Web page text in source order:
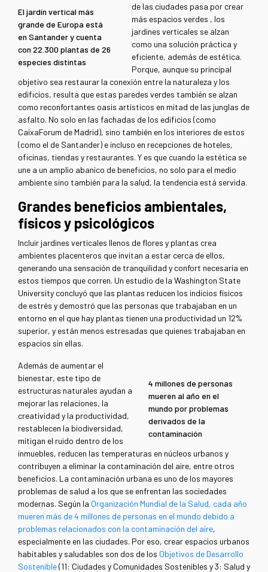
El jardín vertical más
grande de Europa está
en Santander y cuenta
con 22.300 plantas de 26
especies distintas
de las ciudades pasa por crear
más espacios verdes , los
jardines verticales se alzan
como una solución práctica y
eficiente, además de estética.
Porque, aunque su principal
objetivo sea restaurar la conexión entre la naturaleza y los
edificios, resulta que estas paredes verdes también se alzan
como reconfortantes oasis artísticos en mitad de las junglas de
asfalto. No solo en las fachadas de los edificios (como
CaixaForum de Madrid), sino también en los interiores de estos
(como el de Santander) e incluso en recepciones de hoteles,
oficinas, tiendas y restaurantes. Y es que cuando la estética se
une a un amplio abanico de beneficios, no solo para el medio
ambiente sino también para la salud, la tendencia está servida.
Grandes beneficios ambientales,
físicos y psicológicos
Incluir jardines verticales llenos de flores y plantas crea
ambientes placenteros que invitan a estar cerca de ellos,
generando una sensación de tranquilidad y confort necesaria en
estos tiempos que corren. Un estudio de la Washington State
University concluyó que las plantas reducen los indicios físicos
de estrés y demostró que las personas que trabajaban en un
entorno en el que hay plantas tienen una productividad un 12%
superior, y están menos estresadas que quienes trabajaban en
espacios sin ellas.
4 millones de personas
mueren al año en el
mundo por problemas
derivados de la
contaminación
Además de aumentar el
bienestar, este tipo de
estructuras naturales ayudan a
mejorar las relaciones, la
creatividad y la productividad,
restablecen la biodiversidad,
mitigan el ruido dentro de los
inmuebles, reducen las temperaturas en núcleos urbanos y
contribuyen a eliminar la contaminación del aire, entre otros
beneficios. La contaminación urbana es uno de los mayores
problemas de salud a los que se enfrentan las sociedades
modernas. Según la Organización Mundial de la Salud, cada año
mueren más de 4 millones de personas en el mundo debido a
problemas relacionados con la contaminación del aire,
especialmente en las ciudades. Por eso, crear espacios urbanos
habitables y saludables son dos de los Objetivos de Desarrollo
Sostenible(11: Ciudades y Comunidades Sostenibles y 3: Salud y